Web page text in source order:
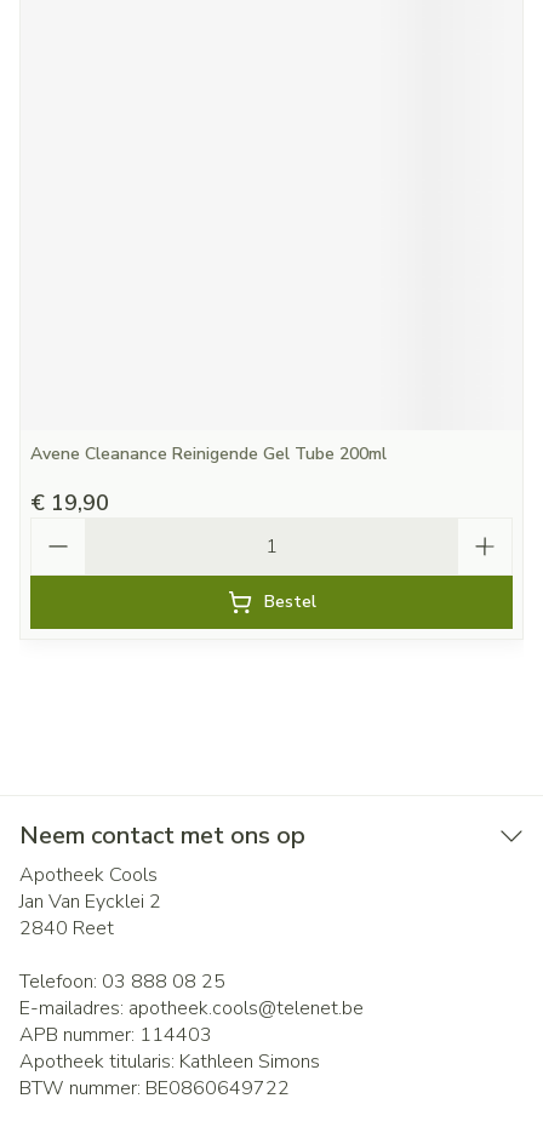
Avene Cleanance Reinigende Gel Tube 200ml
€ 19,90
Bestel
Neem contact met ons op
Apotheek Cools
Jan Van Eycklei 2
2840 Reet
Telefoon: 03 888 08 25
E-mailadres: apotheek.cools@telenet.be
APB nummer: 114403
Apotheek titularis: Kathleen Simons
BTW nummer: BE0860649722